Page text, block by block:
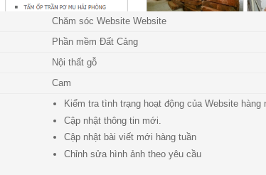
Chăm sóc Website Website
Phần mềm Đất Cảng
Nội thất gỗ
Cam
Kiểm tra tình trạng hoạt động của Website hàng
Cập nhật thông tin mới.
Cập nhật bài viết mới hàng tuần
Chỉnh sửa hình ảnh theo yêu cầu